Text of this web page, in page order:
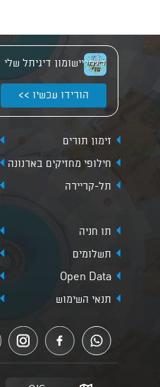
יישומון דיגיתל שלי
הורידו עכשיו >>
זימון תורים
חילופי מחזיקים בארנונה
תל-קריירה
תו חניה
תשלומים
Open Data
תנאי השימוש